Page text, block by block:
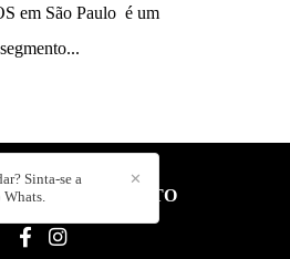
em São Paulo é um
segmento...
CONTATO
✕
Sinta-se a
Whats.